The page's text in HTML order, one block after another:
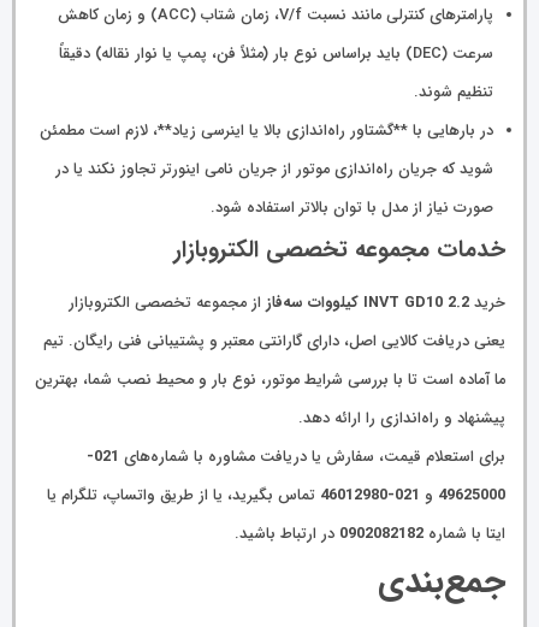
پارامترهای کنترلی مانند نسبت V/f، زمان شتاب (ACC) و زمان کاهش
سرعت (DEC) باید براساس نوع بار (مثلاً فن، پمپ یا نوار نقاله) دقیقاً
تنظیم شوند.
در بارهایی با **گشتاور راه‌اندازی بالا یا اینرسی زیاد**، لازم است مطمئن
شوید که جریان راه‌اندازی موتور از جریان نامی اینورتر تجاوز نکند یا در
صورت نیاز از مدل با توان بالاتر استفاده شود.
خدمات مجموعه تخصصی الکتروبازار
خرید INVT GD10 2.2 کیلووات سه‌فاز
از مجموعه تخصصی الکتروبازار
یعنی دریافت کالایی اصل، دارای گارانتی معتبر و پشتیبانی فنی رایگان. تیم
ما آماده است تا با بررسی شرایط موتور، نوع بار و محیط نصب شما، بهترین
پیشنهاد و راه‌اندازی را ارائه دهد.
برای استعلام قیمت، سفارش یا دریافت مشاوره با شماره‌های
021-
49625000 و 021-46012980
تماس بگیرید، یا از طریق واتساپ، تلگرام یا
ایتا با شماره 0902082182 در ارتباط باشید.
جمع‌بندی